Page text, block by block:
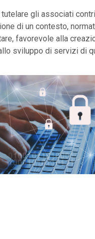
tutelare gli associati
di un contesto,
favorevole alla
sviluppo di servizi di